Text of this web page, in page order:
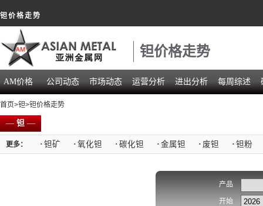
钽价格走势
钽价格走势
AM价格 公司动态 市场动态 运营分析 进出分析 每周综述
首页>钽>钽价格走势
—钽—
更多： · 钽矿 · 氧化钽 · 碳化钽 · 金属钽 · 废钽 · 钽粉
产品
开始